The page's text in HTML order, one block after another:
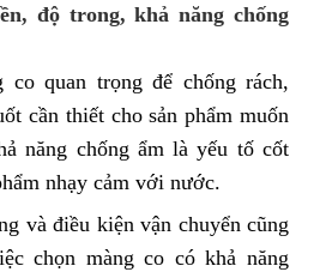
độ trong, khả năng chống
co quan trọng để chống rách,
cần thiết cho sản phẩm muốn
năng chống ẩm là yếu tố cốt
nhạy cảm với nước.
và điều kiện vận chuyển cũng
chọn màng co có khả năng